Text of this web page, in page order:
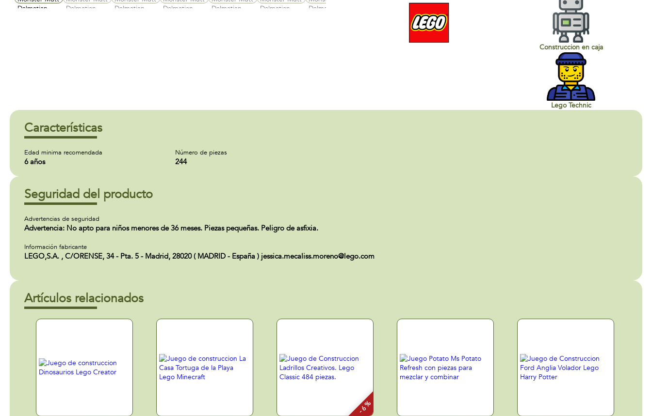
Construccion en caja
Lego Technic
Características
Edad minima recomendada
6 años
Número de piezas
244
Seguridad del producto
Advertencias de seguridad
Advertencia: No apto para niños menores de 36 meses. Piezas pequeñas. Peligro de asfixia.
Información fabricante
LEGO,S.A. , C/ORENSE, 34 - Pta. 5 - Madrid, 28020 ( MADRID - España ) jessica.mecaliss.moreno@lego.com
Artículos relacionados
- 6 %